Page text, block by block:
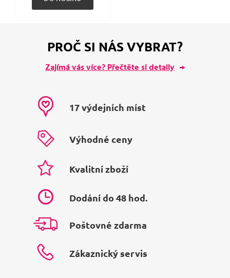
PROČ SI NÁS VYBRAT?
Zajímá vás více? Přečtěte si detaily
17 výdejních míst
Výhodné ceny
Kvalitní zboží
Dodání do 48 hod.
Poštovné zdarma
Zákaznický servis